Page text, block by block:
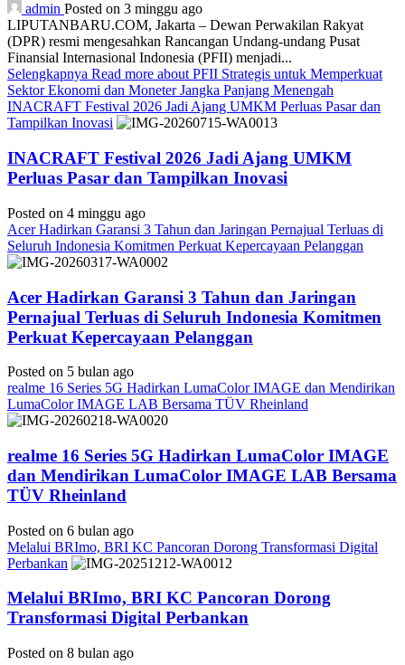
admin Posted on 3 minggu ago
LIPUTANBARU.COM, Jakarta – Dewan Perwakilan Rakyat
(DPR) resmi mengesahkan Rancangan Undang-undang Pusat
Finansial Internasional Indonesia (PFII) menjadi...
Selengkapnya Read more about PFII Strategis untuk Memperkuat
Sektor Ekonomi dan Moneter Jangka Panjang Menengah
INACRAFT Festival 2026 Jadi Ajang UMKM Perluas Pasar dan
Tampilkan Inovasi
INACRAFT Festival 2026 Jadi Ajang UMKM
Perluas Pasar dan Tampilkan Inovasi
Posted on 4 minggu ago
Acer Hadirkan Garansi 3 Tahun dan Jaringan Pernajual Terluas di
Seluruh Indonesia Komitmen Perkuat Kepercayaan Pelanggan
Acer Hadirkan Garansi 3 Tahun dan Jaringan
Pernajual Terluas di Seluruh Indonesia Komitmen
Perkuat Kepercayaan Pelanggan
Posted on 5 bulan ago
realme 16 Series 5G Hadirkan LumaColor IMAGE dan Mendirikan
LumaColor IMAGE LAB Bersama TÜV Rheinland
realme 16 Series 5G Hadirkan LumaColor IMAGE
dan Mendirikan LumaColor IMAGE LAB Bersama
TÜV Rheinland
Posted on 6 bulan ago
Melalui BRImo, BRI KC Pancoran Dorong Transformasi Digital
Perbankan
Melalui BRImo, BRI KC Pancoran Dorong
Transformasi Digital Perbankan
Posted on 8 bulan ago